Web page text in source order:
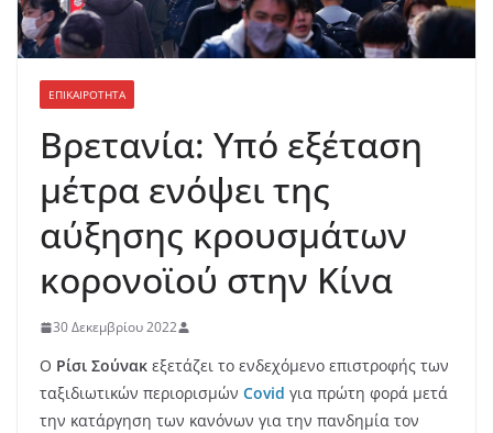
ΕΠΙΚΑΙΡΟΤΗΤΑ
Βρετανία: Υπό εξέταση
μέτρα ενόψει της
αύξησης κρουσμάτων
κορονοϊού στην Κίνα
30 Δεκεμβρίου 2022
Ο Ρίσι Σούνακ εξετάζει το ενδεχόμενο επιστροφής των
ταξιδιωτικών περιορισμών Covid για πρώτη φορά μετά
την κατάργηση των κανόνων για την πανδημία τον